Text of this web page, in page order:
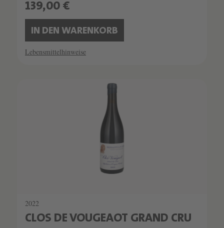
139,00 €
IN DEN WARENKORB
Lebensmittelhinweise
2022
CLOS DE VOUGEAOT GRAND CRU